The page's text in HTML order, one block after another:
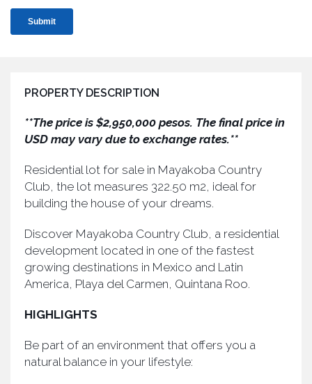
PROPERTY DESCRIPTION
**The price is $2,950,000 pesos. The final price in
USD may vary due to exchange rates.**
Residential lot for sale in Mayakoba Country
Club, the lot measures 322.50 m2, ideal for
building the house of your dreams.
Discover Mayakoba Country Club, a residential
development located in one of the fastest
growing destinations in Mexico and Latin
America, Playa del Carmen, Quintana Roo.
HIGHLIGHTS
Be part of an environment that offers you a
natural balance in your lifestyle: